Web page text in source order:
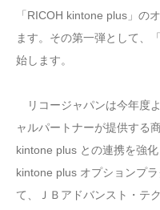
「RICOH kintone plus」の
ます。その第一弾として、
始します。
リコージャパンは今年度
ャルパートナーが提供する
kintone plus との連携を強
kintone plus オプションプ
て、ＪＢアドバンスト・テ